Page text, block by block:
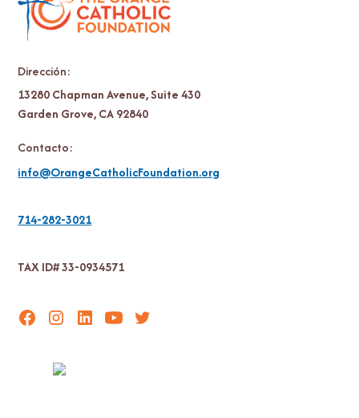
Dirección:
13280 Chapman Avenue, Suite 430
Garden Grove, CA 92840
Contacto:
info@OrangeCatholicFoundation.org
714-282-3021
TAX ID# 33-0934571